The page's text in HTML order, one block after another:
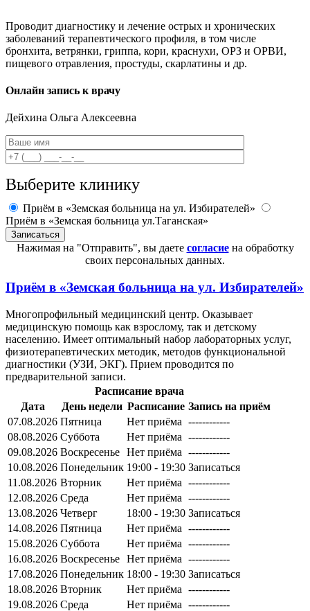
Проводит диагностику и лечение острых и хронических
заболеваний терапевтического профиля, в том числе
бронхита, ветрянки, гриппа, кори, краснухи, ОРЗ и ОРВИ,
пищевого отравления, простуды, скарлатины и др.
Онлайн запись к врачу
Дейхина Ольга Алексеевна
Выберите клинику
Приём в «Земская больница на ул. Избирателей»
Приём в «Земская больница ул.Таганская»
Нажимая на "Отправить", вы даете согласиена обработку
своих персональных данных.
Приём в «Земская больница на ул. Избирателей»
Многопрофильный медицинский центр. Оказывает
медицинскую помощь как взрослому, так и детскому
населению. Имеет оптимальный набор лабораторных услуг,
физиотерапевтических методик, методов функциональной
диагностики (УЗИ, ЭКГ). Прием проводится по
предварительной записи.
Расписание врача
Дата
День недели Расписание Запись на приём
07.08.2026 Пятница Нет приёма ------------
08.08.2026 Суббота Нет приёма ------------
09.08.2026 Воскресенье Нет приёма ------------
10.08.2026 Понедельник 19:00 - 19:30 Записаться
11.08.2026 Вторник Нет приёма ------------
12.08.2026 Среда Нет приёма ------------
13.08.2026 Четверг 18:00 - 19:30 Записаться
14.08.2026 Пятница Нет приёма ------------
15.08.2026 Суббота Нет приёма ------------
16.08.2026 Воскресенье Нет приёма ------------
17.08.2026 Понедельник 18:00 - 19:30 Записаться
18.08.2026 Вторник Нет приёма ------------
19.08.2026 Среда Нет приёма ------------